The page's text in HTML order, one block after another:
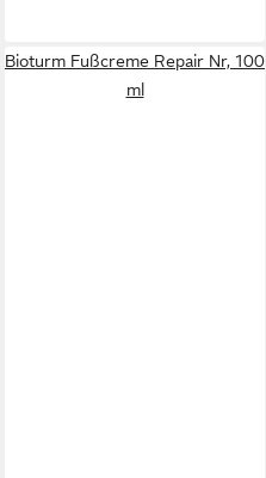
Bioturm Fußcreme Repair Nr, 100
ml